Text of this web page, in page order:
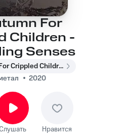
For
Children -
Senses
An Autumn For Crippled Children
2020
Нравится